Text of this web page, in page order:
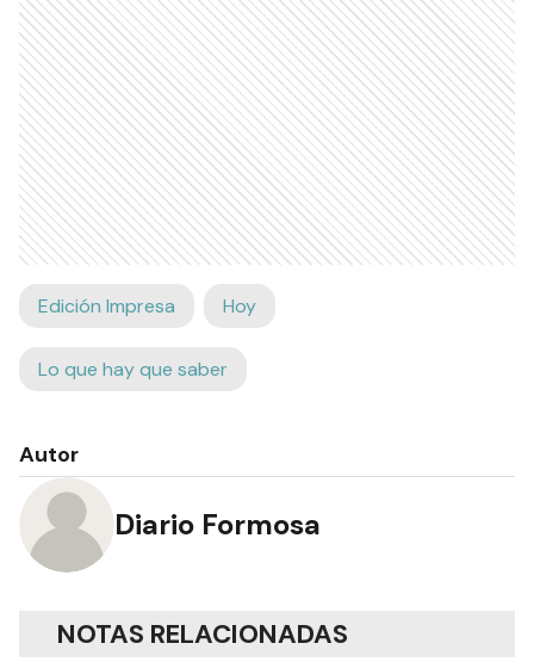
Edición Impresa Hoy
Lo que hay que saber
Autor
Diario Formosa
NOTAS RELACIONADAS